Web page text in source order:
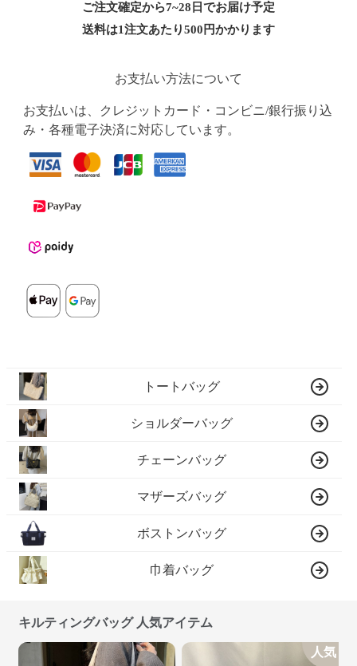
ご注文確定から7~28日でお届け予定
送料は1注文あたり500 円かかります
お支払い方法について
お支払いは、クレジットカード・コンビニ/銀行振り込
み・各種電子決済に対応しています。
トートバッグ
ショルダーバッグ
チェーンバッグ
マザーズバッグ
ボストンバッグ
巾着バッグ
キルティングバッグ 人気アイテム
人気